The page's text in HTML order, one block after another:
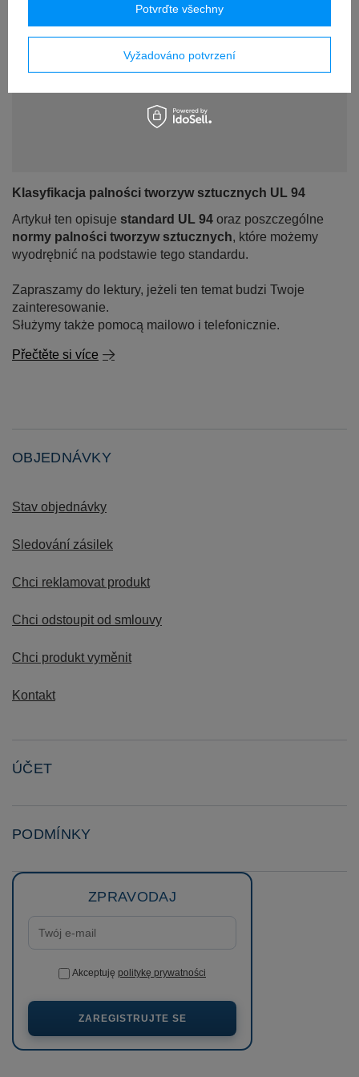
Klasyfikacja palności tworzyw sztucznych UL 94
Artykuł ten opisuje standard UL 94 oraz poszczególne
normy palności tworzyw sztucznych, które możemy
wyodrębnić na podstawie tego standardu.
Zapraszamy do lektury, jeżeli ten temat budzi Twoje
zainteresowanie.
Służymy także pomocą mailowo i telefonicznie.
Přečtěte si více
OBJEDNÁVKY
Stav objednávky
Sledování zásilek
Chci reklamovat produkt
Chci odstoupit od smlouvy
Chci produkt vyměnit
Kontakt
ÚČET
PODMÍNKY
ZPRAVODAJ
Akceptuję politykę prywatności
ZAREGISTRUJTE SE
Vyžadováno potvrzení
Potvrďte všechny